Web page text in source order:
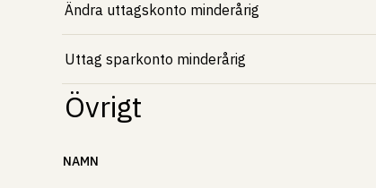
Ändra uttagskonto minderårig
Uttag sparkonto minderårig
Övrigt
NAMN